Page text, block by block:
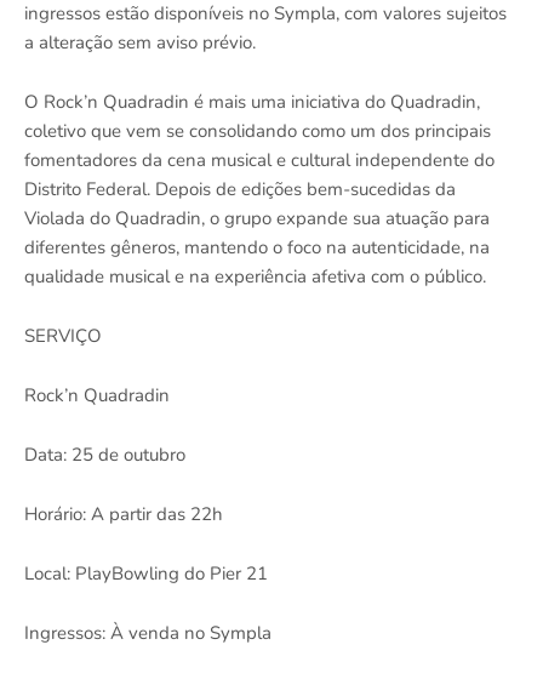
ingressos estão disponíveis no Sympla, com valores sujeitos
a alteração sem aviso prévio.
O Rock’n Quadradin é mais uma iniciativa do Quadradin,
coletivo que vem se consolidando como um dos principais
fomentadores da cena musical e cultural independente do
Distrito Federal. Depois de edições bem-sucedidas da
Violada do Quadradin, o grupo expande sua atuação para
diferentes gêneros, mantendo o foco na autenticidade, na
qualidade musical e na experiência afetiva com o público.
SERVIÇO
Rock’n Quadradin
Data: 25 de outubro
Horário: A partir das 22h
Local: PlayBowling do Pier 21
Ingressos: À venda no Sympla